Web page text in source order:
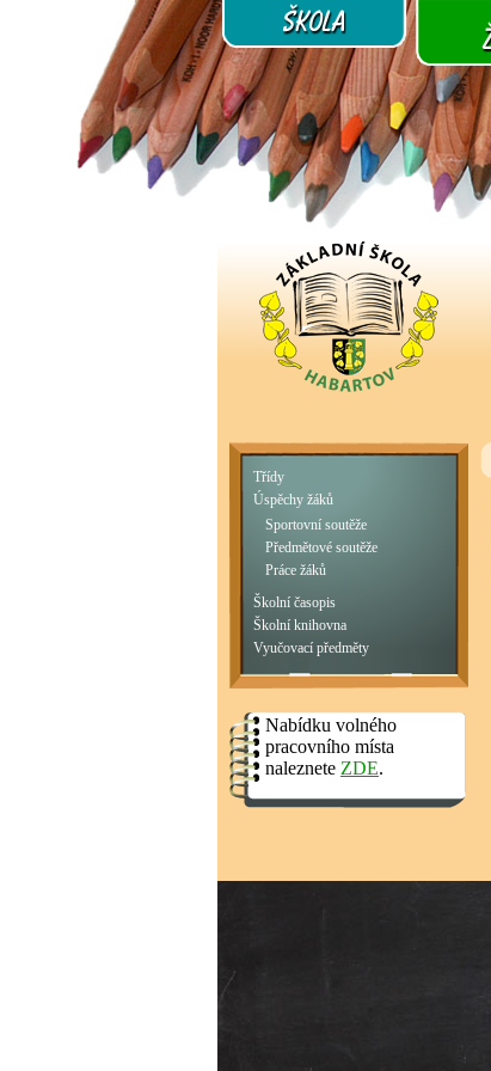
Třídy
Úspěchy žáků
Sportovní soutěže
Předmětové soutěže
Práce žáků
Školní časopis
Školní knihovna
Vyučovací předměty
Nabídku volného
pracovního místa
naleznete ZDE.